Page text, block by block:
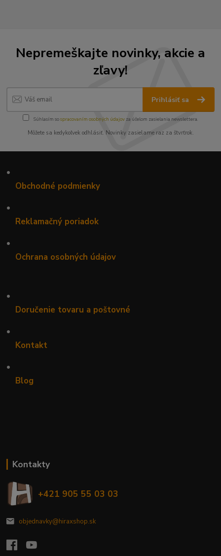
Nepremeškajte novinky, akcie a
zľavy!
Prihlásiť sa
Súhlasím sospracovaním osobných údajov za účelom zasielania newslettera.
Môžete sa kedykoľvek odhlásiť. Novinky zasielame raz za štvrťrok.
•
Obchodné podmienky
•
Reklamačný poriadok
•
Ochrana osobných údajov
•
Doručenie tovaru a poštovné
•
Kontakt
•
Blog
Kontakty
+421 905 55 03 03
objednavky@hiraxshop.sk